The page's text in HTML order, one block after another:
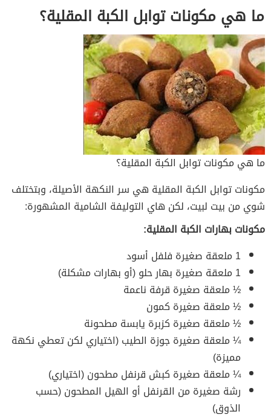
ما هي مكونات توابل الكبة المقلية؟
ما هي مكونات توابل الكبة المقلية؟
مكونات توابل الكبة المقلية هي سر النكهة الأصيلة، وبتختلف
شوي من بيت لبيت، لكن هاي التوليفة الشامية المشهورة:
مكونات بهارات الكبة المقلية:
1 ملعقة صغيرة فلفل أسود
1 ملعقة صغيرة بهار حلو (أو بهارات مشكلة)
½ ملعقة صغيرة قرفة ناعمة
½ ملعقة صغيرة كمون
½ ملعقة صغيرة كزبرة يابسة مطحونة
¼ ملعقة صغيرة جوزة الطيب (اختياري لكن تعطي نكهة
مميزة)
¼ ملعقة صغيرة كبش قرنفل مطحون (اختياري)
رشة صغيرة من القرنفل أو الهيل المطحون (حسب
الذوق)